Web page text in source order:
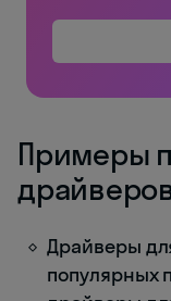
Примеры
Драйверы
популярных